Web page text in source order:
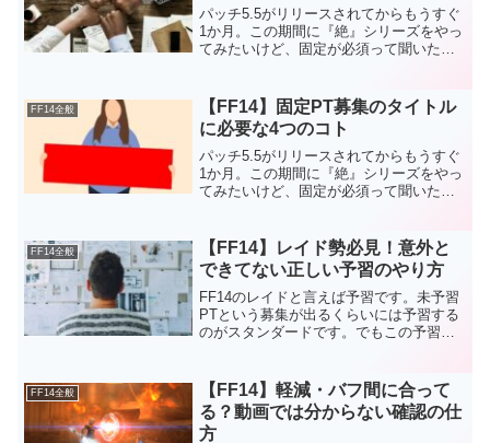
パッチ5.5がリリースされてからもうすぐ
1か月。この期間に『絶』シリーズをやっ
てみたいけど、固定が必須って聞いた！
い『零式』用に、固定を組んでおきた
い！そんな方々に...
FF14全般
【FF14】固定PT募集のタイトル
に必要な4つのコト
パッチ5.5がリリースされてからもうすぐ
1か月。この期間に『絶』シリーズをやっ
てみたいけど、固定が必須って聞いた！
い『零式』用に、固定を組んでおきた
い！そんな方々に...
FF14全般
【FF14】レイド勢必見！意外と
できてない正しい予習のやり方
FF14のレイドと言えば予習です。未予習
PTという募集が出るくらいには予習する
のがスタンダードです。でもこの予習、
やPT募集内のPTで揉めたり、足を引っ張
ったりしてし...
FF14全般
【FF14】軽減・バフ間に合って
る？動画では分からない確認の仕
方